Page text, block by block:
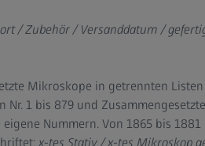
/ Zubehör / Versanddatum /
Mikroskope in getrennten Listen
1 bis 879 und Zusammengesetzte
Nummern. Von 1865 bis 1881
x-tes Stativ / x-tes Mikroskop